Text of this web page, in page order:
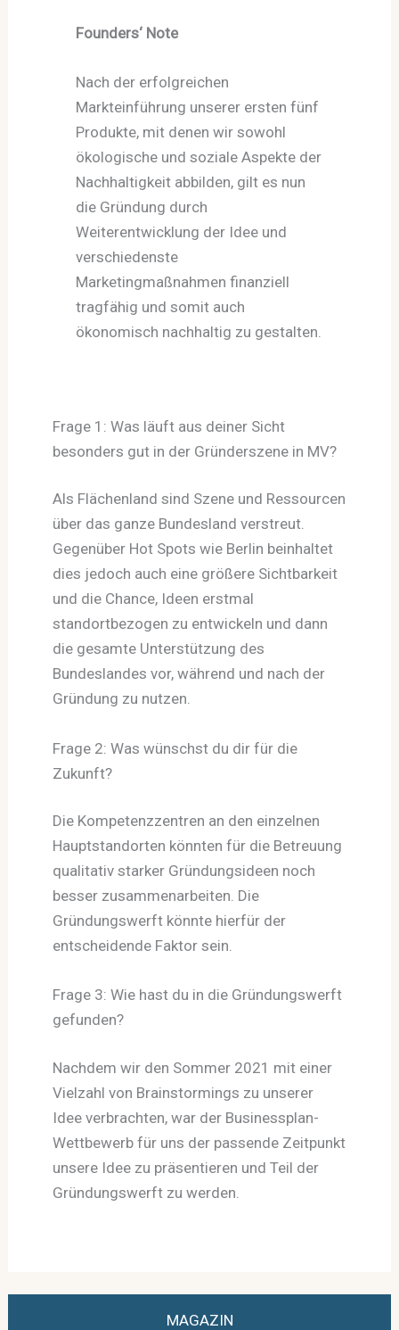
Founders‘ Note
Nach der erfolgreichen
Markteinführung unserer ersten fünf
Produkte, mit denen wir sowohl
ökologische und soziale Aspekte der
Nachhaltigkeit abbilden, gilt es nun
die Gründung durch
Weiterentwicklung der Idee und
verschiedenste
Marketingmaßnahmen finanziell
tragfähig und somit auch
ökonomisch nachhaltig zu gestalten.
Frage 1: Was läuft aus deiner Sicht
besonders gut in der Gründerszene in MV?
Als Flächenland sind Szene und Ressourcen
über das ganze Bundesland verstreut.
Gegenüber Hot Spots wie Berlin beinhaltet
dies jedoch auch eine größere Sichtbarkeit
und die Chance, Ideen erstmal
standortbezogen zu entwickeln und dann
die gesamte Unterstützung des
Bundeslandes vor, während und nach der
Gründung zu nutzen.
Frage 2: Was wünschst du dir für die
Zukunft?
Die Kompetenzzentren an den einzelnen
Hauptstandorten könnten für die Betreuung
qualitativ starker Gründungsideen noch
besser zusammenarbeiten. Die
Gründungswerft könnte hierfür der
entscheidende Faktor sein.
Frage 3: Wie hast du in die Gründungswerft
gefunden?
Nachdem wir den Sommer 2021 mit einer
Vielzahl von Brainstormings zu unserer
Idee verbrachten, war der Businessplan-
Wettbewerb für uns der passende Zeitpunkt
unsere Idee zu präsentieren und Teil der
Gründungswerft zu werden.
MAGAZIN